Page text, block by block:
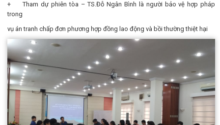
+ Tham dự phiên tòa – TS.Đỗ Ngân Bình là người bảo vệ hợp pháp
trong
vụ án tranh chấp đơn phương hợp đồng lao động và bồi thường thiệt hại